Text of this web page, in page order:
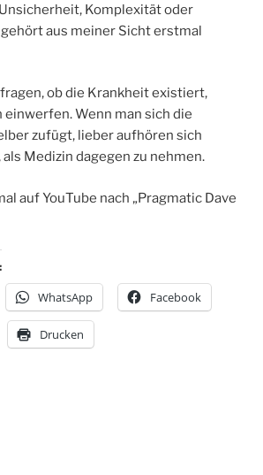
Komplexität oder
aus meiner Sicht erstmal
ob die Krankheit existiert,
einwerfen. Wenn man sich die
zufügt, lieber aufhören sich
als Medizin dagegen zu nehmen.
auf YouTube nach „Pragmatic Dave
WhatsApp Facebook
Drucken